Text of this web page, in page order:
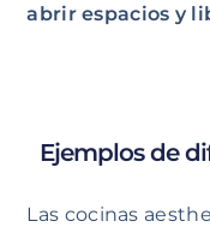
abrir espacios y
Ejemplos de
Las cocinas